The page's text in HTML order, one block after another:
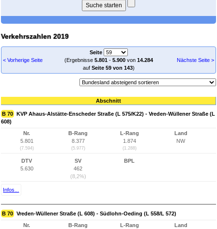
Verkehrszahlen 2019
< Vorherige Seite
Seite
(Ergebnisse 5.801- 5.900von 14.284
auf Seite 59 von 143)
Nächste Seite >
Abschnitt
B 70 KVP Ahaus-Alstätte-Enscheder Straße (L 575/K22) - Vreden-Wüllener Straße (L
608)
Nr.
5.801
(7.594)
B-Rang
8.377
(5.977)
L-Rang
1.874
(1.288)
Land
NW
DTV
5.630
SV
462
(8,2%)
BPL
Infos...
B 70 Vreden-Wüllener Straße (L 608) - Südlohn-Oeding (L 558/L 572)
Nr.
B-Rang
L-Rang
Land